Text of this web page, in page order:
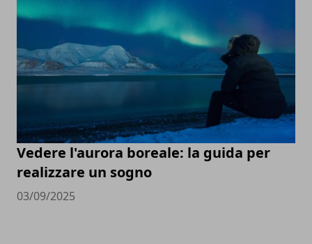
Vedere l'aurora boreale: la guida per
realizzare un sogno
03/09/2025